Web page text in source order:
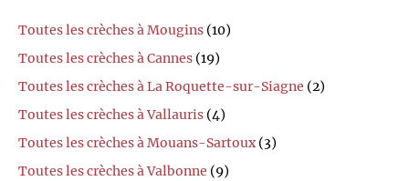
Toutes les crèches à Mougins (10)
Toutes les crèches à Cannes (19)
Toutes les crèches à La Roquette-sur-Siagne (2)
Toutes les crèches à Vallauris (4)
Toutes les crèches à Mouans-Sartoux(3)
Toutes les crèches à Valbonne (9)